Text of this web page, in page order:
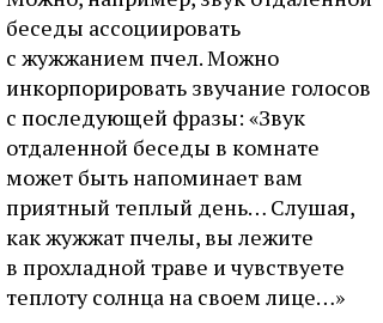
беседы ассоциировать
с жужжанием пчел. Можно
инкорпорировать звучание голосов
с последующей фразы: «Звук
отдаленной беседы в комнате
может быть напоминает вам
приятный теплый день… Слушая,
как жужжат пчелы, вы лежите
в прохладной траве и чувствуете
теплоту солнца на своем лице…»